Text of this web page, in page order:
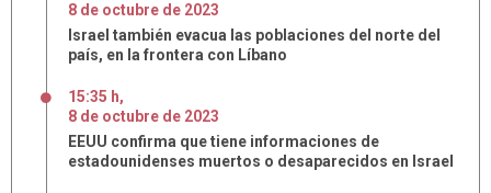
8 de octubre de 2023
Israel también evacua las poblaciones del norte del
país, en la frontera con Líbano
15:35 h,
8 de octubre de 2023
EEUU confirma que tiene informaciones de
estadounidenses muertos o desaparecidos en Israel